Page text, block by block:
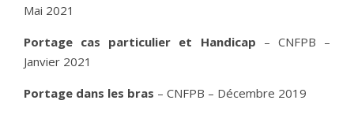
Mai 2021
Portage cas particulier et Handicap – CNFPB –
Janvier 2021
Portage dans les bras – CNFPB – Décembre 2019